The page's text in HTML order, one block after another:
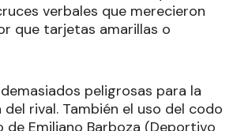
verbales que merecieron
que tarjetas amarillas o
peligrosas para la
rival. También el uso del codo